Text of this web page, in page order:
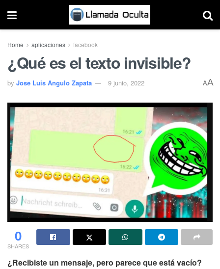
Home aplicaciones facebook
¿Qué es el texto invisible?
by Jose Luis Angulo Zapata 9 junio, 2022 AA
0
SHARES
¿Recibiste un mensaje, pero parece que está vacío?